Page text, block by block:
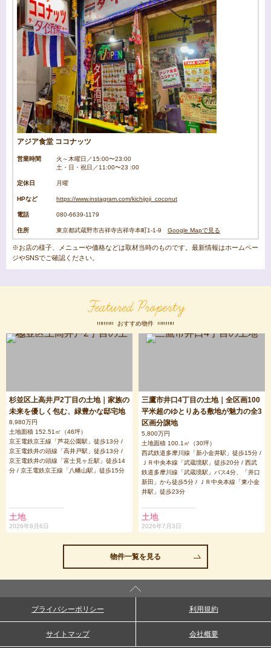
アジア食堂 ココナッツ
営業時間
火～木曜日／15:00〜23:00
土・日・祝日／11:00〜23 :00
定休日 月曜
HPなど https://www.instagram.com/kichijoji_coconut
電話 080-6639-1179
住所 東京都武蔵野市吉祥寺吉祥寺本町1-1-9 Google Mapで見る
※お店の様子、メニューや価格などは取材当時のものです。最新情報はホームペー
ジやSNSでご確認ください。
Featured Property
おすすめ物件
杉並区上高井戸2丁目の土地｜家族の
未来を優しく包む、緑豊かな邸宅地
8,980万円
土地面積 152.51㎡（46坪）
京王電鉄京王線「芦花公園駅」徒歩13分 /
京王電鉄井の頭線「高井戸駅」徒歩13分 /
京王電鉄井の頭線「富士見ヶ丘駅」徒歩14
分 / 京王電鉄京王線「八幡山駅」徒歩15分
土地
2026年8月6日
三鷹市井口4丁目の土地｜全区画100
平米超のゆとりある敷地が魅力の全3
区画分譲地
5,800万円
土地面積 100.1㎡（30坪）
西武鉄道多摩川線「新小金井駅」徒歩15分 /
ＪＲ中央本線「武蔵境駅」徒歩20分 / 西武
鉄道多摩川線「武蔵境駅」バス4分、「井口
新田」から徒歩5分 / ＪＲ中央本線「東小金
井駅」徒歩23分
土地
2026年7月3日
物件一覧を見る
プライバシーポリシー 利用規約
サイトマップ 会社概要